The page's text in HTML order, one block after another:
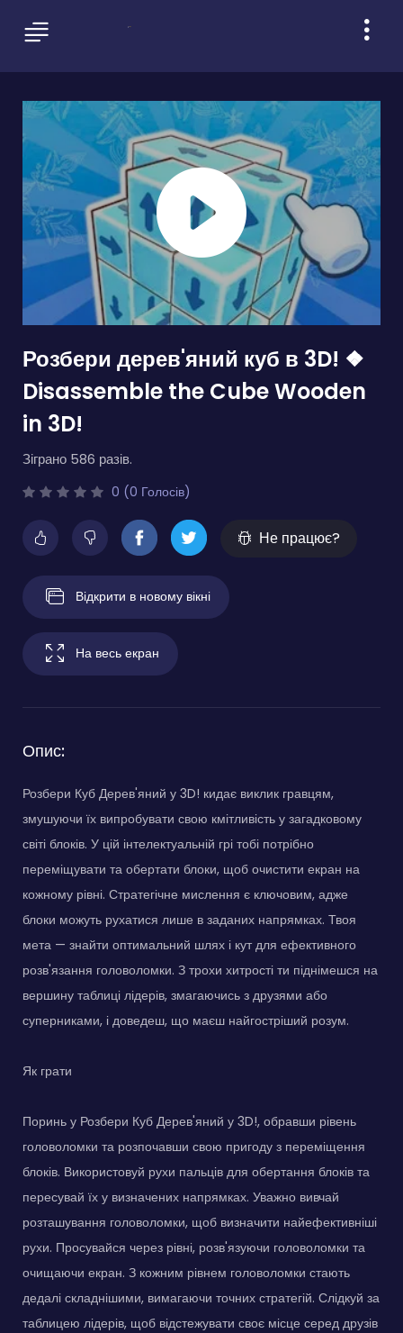
Розбери дерев'яний куб в 3D! ❖
Disassemble the Cube Wooden
in 3D!
Зіграно 586 разів.
0 (0 Голосів)
Не працює?
Відкрити в новому вікні
На весь екран
Опис:
Розбери Куб Дерев'яний у 3D! кидає виклик гравцям,
змушуючи їх випробувати свою кмітливість у загадковому
світі блоків. У цій інтелектуальній грі тобі потрібно
переміщувати та обертати блоки, щоб очистити екран на
кожному рівні. Стратегічне мислення є ключовим, адже
блоки можуть рухатися лише в заданих напрямках. Твоя
мета — знайти оптимальний шлях і кут для ефективного
розв'язання головоломки. З трохи хитрості ти піднімешся на
вершину таблиці лідерів, змагаючись з друзями або
суперниками, і доведеш, що маєш найгостріший розум.
Як грати
Поринь у Розбери Куб Дерев'яний у 3D!, обравши рівень
головоломки та розпочавши свою пригоду з переміщення
блоків. Використовуй рухи пальців для обертання блоків та
пересувай їх у визначених напрямках. Уважно вивчай
розташування головоломки, щоб визначити найефективніші
рухи. Просувайся через рівні, розв'язуючи головоломки та
очищаючи екран. З кожним рівнем головоломки стають
дедалі складнішими, вимагаючи точних стратегій. Слідкуй за
таблицею лідерів, щоб відстежувати своє місце серед друзів